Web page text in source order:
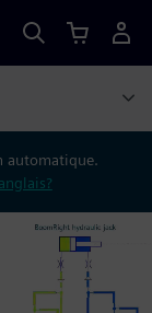
automatique.